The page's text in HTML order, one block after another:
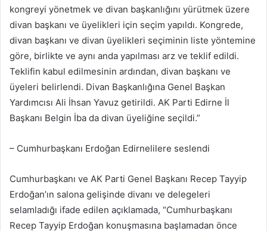
kongreyi yönetmek ve divan başkanlığını yürütmek üzere
divan başkanı ve üyelikleri için seçim yapıldı. Kongrede,
divan başkanı ve divan üyelikleri seçiminin liste yöntemine
göre, birlikte ve aynı anda yapılması arz ve teklif edildi.
Teklifin kabul edilmesinin ardından, divan başkanı ve
üyeleri belirlendi. Divan Başkanlığına Genel Başkan
Yardımcısı Ali İhsan Yavuz getirildi. AK Parti Edirne İl
Başkanı Belgin İba da divan üyeliğine seçildi.”
– Cumhurbaşkanı Erdoğan Edirnelilere seslendi
Cumhurbaşkanı ve AK Parti Genel Başkanı Recep Tayyip
Erdoğan’ın salona gelişinde divanı ve delegeleri
selamladığı ifade edilen açıklamada, “Cumhurbaşkanı
Recep Tayyip Erdoğan konuşmasına başlamadan önce